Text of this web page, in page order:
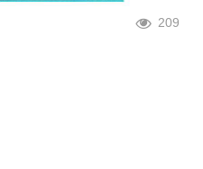
209